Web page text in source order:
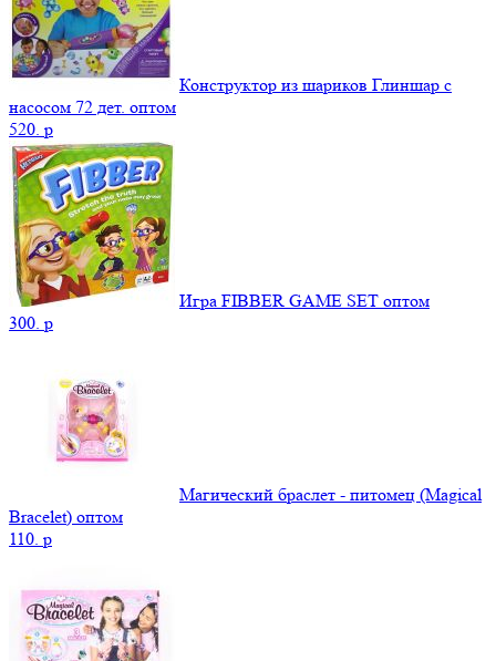
Конструктор из шариков Глиншар с
насосом 72 дет. оптом
520. p
Игра FIBBER GAME SET оптом
300. p
Магический браслет - питомец (Magical
Bracelet) оптом
110. p